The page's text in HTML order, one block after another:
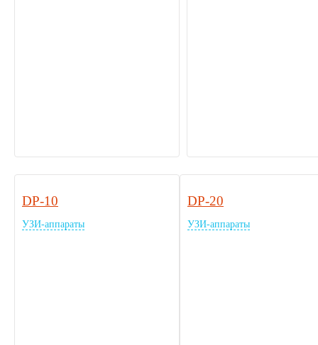
DP-10
УЗИ-аппараты
DP-20
УЗИ-аппараты